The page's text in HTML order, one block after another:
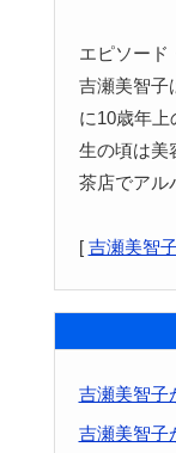
エピソード
吉瀬美智子
に10歳年
生の頃は美
茶店でアル
[ 吉瀬美智
吉瀬美智子
吉瀬美智子